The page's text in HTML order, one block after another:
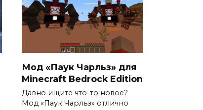
Мод «Паук Чарльз» для
Minecraft Bedrock Edition
Давно ищите что-то новое?
Мод «Паук Чарльз» отлично